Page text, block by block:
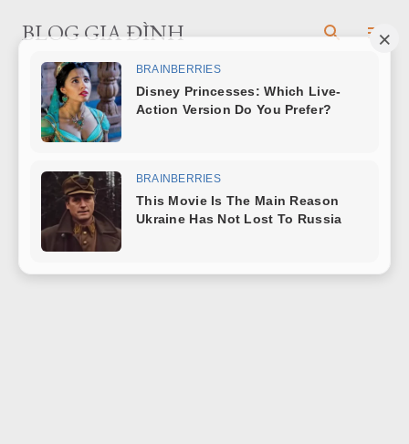
Chuyển đến nội dung chính
BLOG GIA ĐÌNH